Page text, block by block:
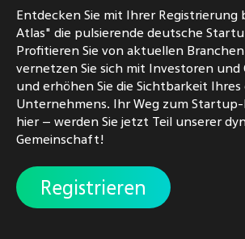
Entdecken Sie mit Ihrer Registrierung
Atlas" die pulsierende deutsche
Profitieren Sie von aktuellen
vernetzen Sie sich mit Investoren und
und erhöhen Sie die Sichtbarkeit
Unternehmens. Ihr Weg zum
hier – werden Sie jetzt Teil unserer
Gemeinschaft!
Registrieren